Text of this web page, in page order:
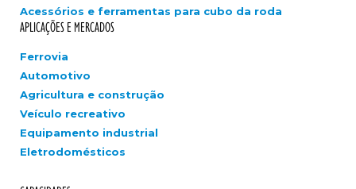
Acessórios e ferramentas para cubo da roda
APLICAÇÕES E MERCADOS
Ferrovia
Automotivo
Agricultura e construção
Veículo recreativo
Equipamento industrial
Eletrodomésticos